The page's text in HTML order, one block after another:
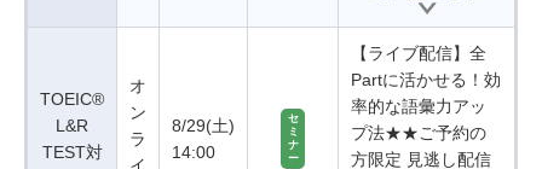
TOEIC®
L&R
TEST対
オ
ン
ラ
8/29(土)
14:00
セ
ミ
ナ
ー
【ライブ配信】全
Partに活かせる！効
率的な語彙力アッ
プ法★★ご予約の
方限定 見逃し配信